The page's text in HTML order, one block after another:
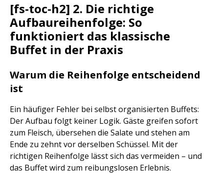
[fs-toc-h2] 2. Die richtige
Aufbaureihenfolge: So
funktioniert das klassische
Buffet in der Praxis
Warum die Reihenfolge entscheidend
ist
Ein häufiger Fehler bei selbst organisierten Buffets:
Der Aufbau folgt keiner Logik. Gäste greifen sofort
zum Fleisch, übersehen die Salate und stehen am
Ende zu zehnt vor derselben Schüssel. Mit der
richtigen Reihenfolge lässt sich das vermeiden – und
das Buffet wird zum reibungslosen Erlebnis.